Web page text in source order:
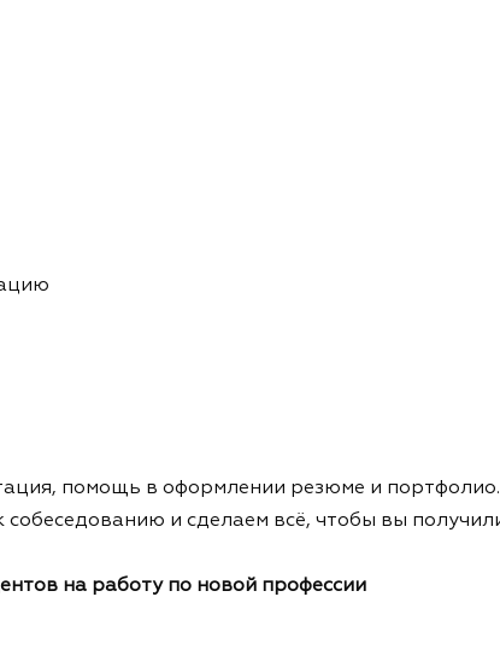
помощь в оформлении резюме и
и сделаем всё, чтобы вы
на работу по новой профессии